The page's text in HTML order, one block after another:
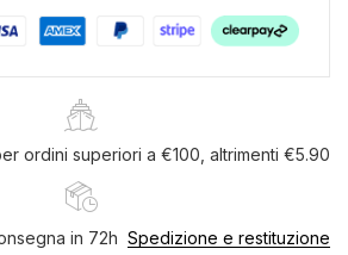
ordini superiori a €100, altrimenti €5.90
in 72h Spedizione e restituzione